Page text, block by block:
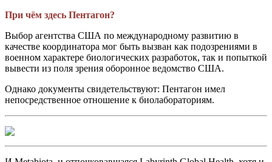
При чём здесь Пентагон?
Выбор агентства США по международному развитию в
качестве координатора мог быть вызван как подозрениями в
военном характере биологических разработок, так и попыткой
вывести из поля зрения оборонное ведомство США.
Однако документы свидетельствуют: Пентагон имел
непосредственное отношение к биолабораториям.